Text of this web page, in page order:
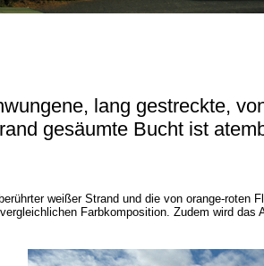
lang gestreckte,
gesäumte Bucht ist
weißer Strand und die von orange-roten
Farbkomposition. Zudem wird das